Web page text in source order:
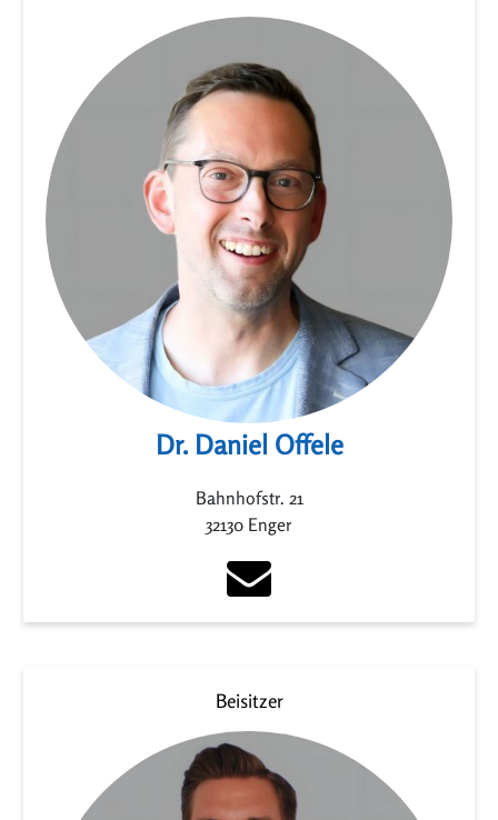
Dr. Daniel Offele
Bahnhofstr. 21
32130 Enger
Beisitzer